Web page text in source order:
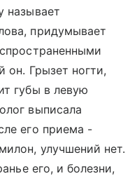
называет
придумывает
Грызет ногти,
губы в левую
выписала
его приема -
улучшений нет.
его, и болезни,